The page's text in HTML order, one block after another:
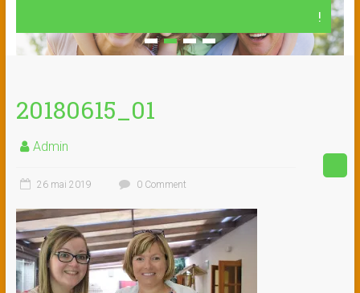
!
20180615_01
Admin
26 mai 2019 0 Comment